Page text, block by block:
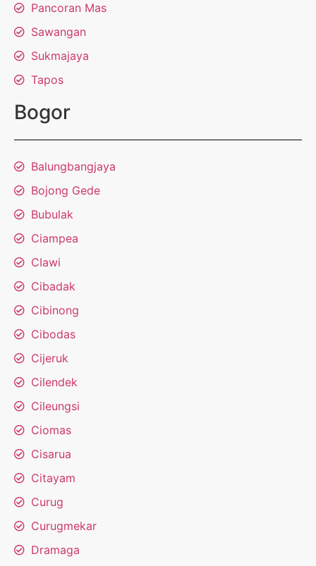
Pancoran Mas
Sawangan
Sukmajaya
Tapos
Bogor
Balungbangjaya
Bojong Gede
Bubulak
Ciampea
CIawi
Cibadak
Cibinong
Cibodas
Cijeruk
Cilendek
Cileungsi
Ciomas
Cisarua
Citayam
Curug
Curugmekar
Dramaga